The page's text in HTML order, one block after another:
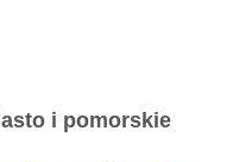
i pomorskie